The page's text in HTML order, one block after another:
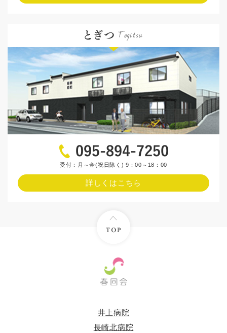
受付：月～金(祝日除く) 9：00～18：00
詳しくはこちら
井上病院
長崎北病院